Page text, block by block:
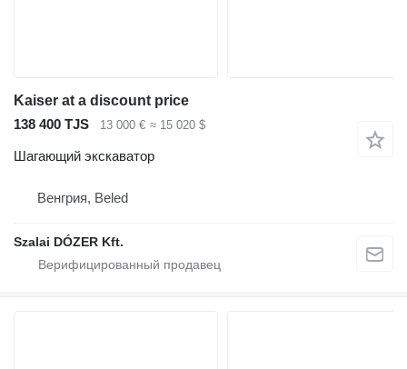
Kaiser at a discount price
138 400 TJS
13 000 € ≈ 15 020 $
Шагающий экскаватор
Венгрия, Beled
Szalai DÓZER Kft.